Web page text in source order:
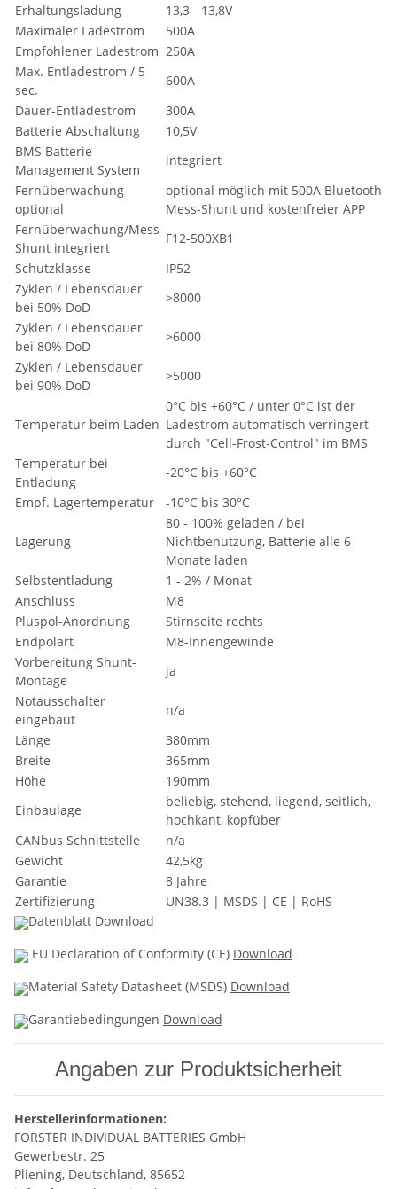
Erhaltungsladung
13,3 - 13,8V
Maximaler Ladestrom
500A
Empfohlener Ladestrom 250A
Max. Entladestrom / 5
sec.
600A
Dauer-Entladestrom
300A
Batterie Abschaltung
10,5V
BMS Batterie
Management System
integriert
Fernüberwachung
optional
optional möglich mit 500A Bluetooth
Mess-Shunt und kostenfreier APP
Fernüberwachung/Mess-
Shunt integriert
F12-500XB1
Schutzklasse
IP52
Zyklen / Lebensdauer
bei 50% DoD
>8000
Zyklen / Lebensdauer
bei 80% DoD
>6000
Zyklen / Lebensdauer
bei 90% DoD
>5000
Temperatur beim Laden
0°C bis +60°C / unter 0°C ist der
Ladestrom automatisch verringert
durch "Cell-Frost-Control" im BMS
Temperatur bei
Entladung
-20°C bis +60°C
Empf. Lagertemperatur
-10°C bis 30°C
Lagerung
80 - 100% geladen / bei
Nichtbenutzung, Batterie alle 6
Monate laden
Selbstentladung
1 - 2% / Monat
Anschluss
M8
Pluspol-Anordnung
Stirnseite rechts
Endpolart
M8-Innengewinde
Vorbereitung Shunt-
Montage
ja
Notausschalter
eingebaut
n/a
Länge
380mm
Breite
365mm
Höhe
190mm
Einbaulage
beliebig, stehend, liegend, seitlich,
hochkant, kopfüber
CANbus Schnittstelle
n/a
Gewicht
42,5kg
Garantie
8 Jahre
Zertifizierung
UN38.3 | MSDS | CE | RoHS
Datenblatt Download
EU Declaration of Conformity (CE) Download
Material Safety Datasheet (MSDS) Download
Garantiebedingungen Download
Angaben zur Produktsicherheit
Herstellerinformationen:
FORSTER INDIVIDUAL BATTERIES GmbH
Gewerbestr. 25
Pliening, Deutschland, 85652